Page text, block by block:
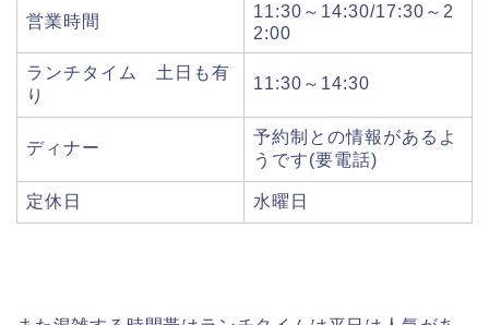
営業時間
11:30～14:30/17:30～2
2:00
ランチタイム 土日も有
り
11:30～14:30
ディナー
予約制との情報があるよ
うです(要電話)
定休日 水曜日